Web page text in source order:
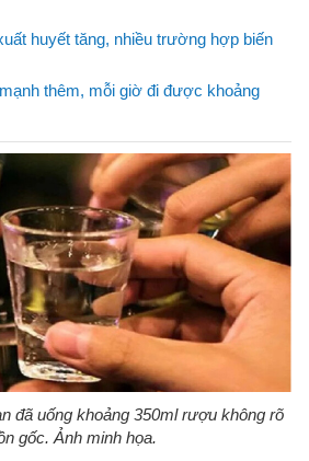
huyết tăng, nhiều trường hợp biến
thêm, mỗi giờ đi được khoảng
đã uống khoảng 350ml rượu không rõ
gốc. Ảnh minh họa.